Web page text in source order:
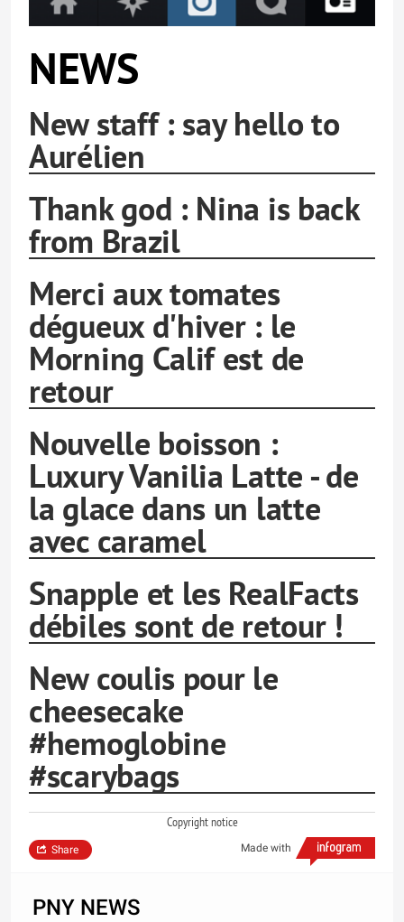
NEWS
New staff : say hello to
Aurélien
Thank god : Nina is back
from Brazil
Merci aux tomates
dégueux d'hiver : le
Morning Calif est de
retour
Nouvelle boisson :
Luxury Vanilia Latte - de
la glace dans un latte
avec caramel
Snapple et les RealFacts
débiles sont de retour !
New coulis pour le
cheesecake
#hemoglobine
#scarybags
Copyright notice
Made with
Share
PNY NEWS